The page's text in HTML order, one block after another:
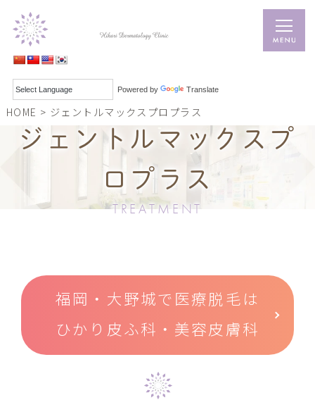
Powered by Translate
HOME > ジェントルマックスプロプラス
ジェントルマックスプ
ロプラス
TREATMENT
福岡・大野城で医療脱毛は
ひかり皮ふ科・美容皮膚科